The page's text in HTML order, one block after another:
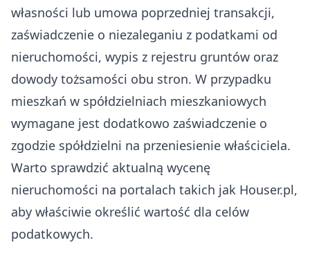
własności lub umowa poprzedniej transakcji,
zaświadczenie o niezaleganiu z podatkami od
nieruchomości, wypis z rejestru gruntów oraz
dowody tożsamości obu stron. W przypadku
mieszkań w spółdzielniach mieszkaniowych
wymagane jest dodatkowo zaświadczenie o
zgodzie spółdzielni na przeniesienie właściciela.
Warto sprawdzić aktualną wycenę
nieruchomości na portalach takich jak Houser.pl,
aby właściwie określić wartość dla celów
podatkowych.